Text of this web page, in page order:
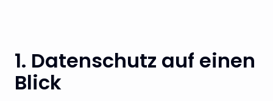
1. Datenschutz auf einen
Blick